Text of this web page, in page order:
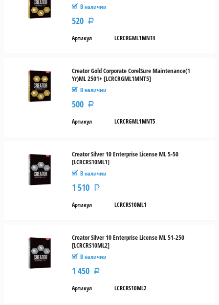
В наличии
520 Р
Артикул LCRCRGML1MNT4
Creator Gold Corporate CorelSure Maintenance(1
Yr)ML 2501+ [LCRCRGML1MNT5]
В наличии
500 Р
Артикул LCRCRGML1MNT5
Creator Silver 10 Enterprise License ML 5-50
[LCRCRS10ML1]
В наличии
1 510 Р
Артикул LCRCRS10ML1
Creator Silver 10 Enterprise License ML 51-250
[LCRCRS10ML2]
В наличии
1 450 Р
Артикул LCRCRS10ML2